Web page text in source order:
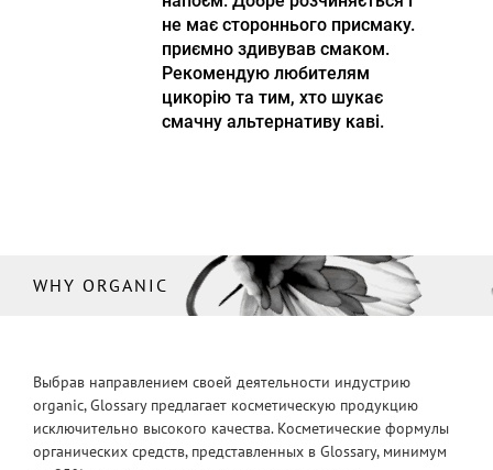
не має стороннього присмаку.
приємно здивував смаком.
Рекомендую любителям
цикорію та тим, хто шукає
смачну альтернативу каві.
WHY ORGANIC
Выбрав направлением своей деятельности индустрию
organic, Glossary предлагает косметическую продукцию
исключительно высокого качества. Косметические формулы
органических средств, представленных в Glossary, минимум